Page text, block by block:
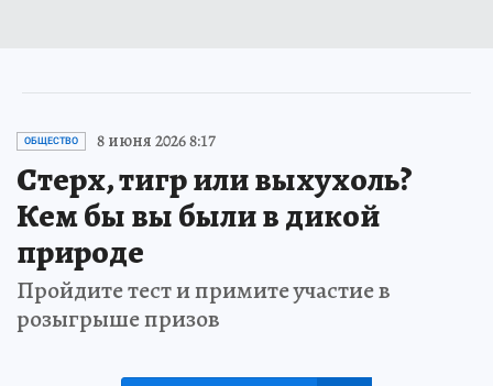
ОБЩЕСТВО 8 июня 2026 8:17
Стерх, тигр или выхухоль?
Кем бы вы были в дикой
природе
Пройдите тест и примите участие в
розыгрыше призов